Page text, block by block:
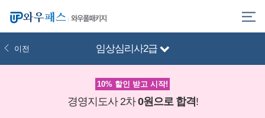
와우풀패키지
임상심리사2급
이전
10% 할인 받고 시작!
경영지도사 2차0원으로 합격 !